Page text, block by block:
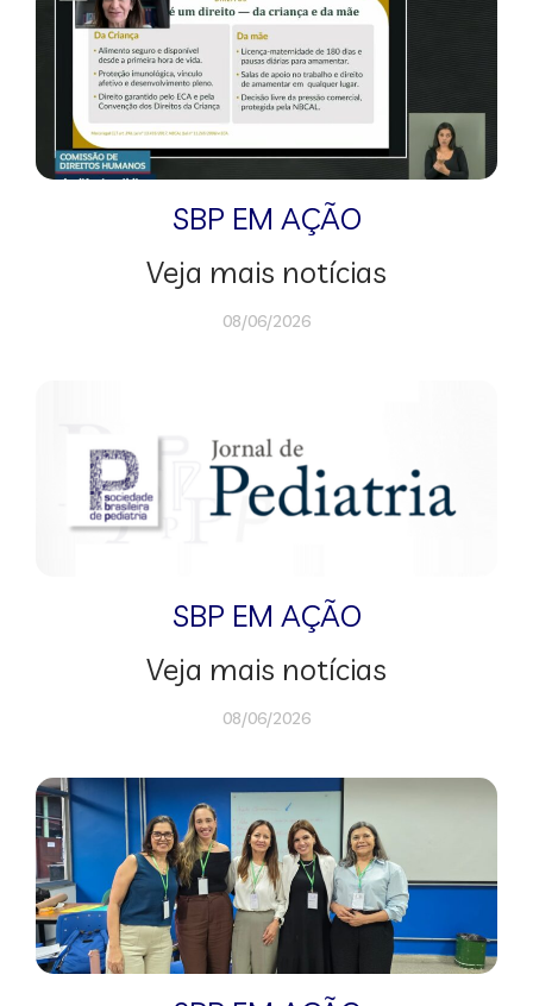
SBP EM AÇÃO
Veja mais notícias
08/06/2026
SBP EM AÇÃO
Veja mais notícias
08/06/2026